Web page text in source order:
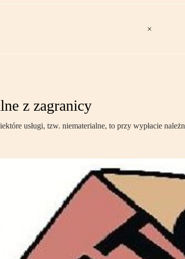
z zagranicy
usługi, tzw. niematerialne, to przy wypłacie